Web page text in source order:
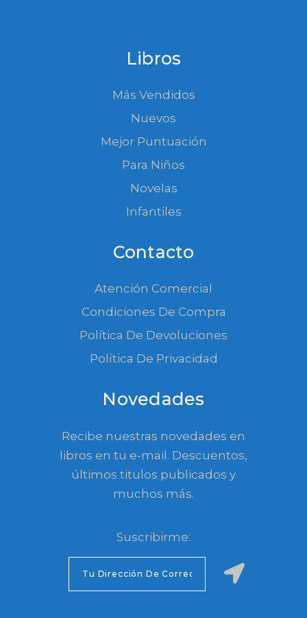
Libros
Más Vendidos
Nuevos
Mejor Puntuación
Para Niños
Novelas
Infantiles
Contacto
Atención Comercial
Condiciones De Compra
Política De Devoluciones
Política De Privacidad
Novedades
Recibe nuestras novedades en
libros en tu e-mail. Descuentos,
últimos titulos publicados y
muchos más.
Suscribirme: